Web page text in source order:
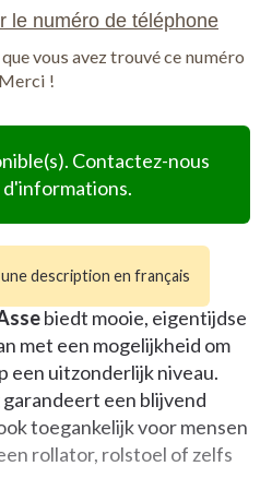
Contactez-nous
d'informations.
description en français
biedt mooie, eigentijdse
met een mogelijkheid om
een uitzonderlijk niveau.
een blijvend
toegankelijk voor mensen
rollator, rolstoel of zelfs
vous avez trouvé ce numéro
!